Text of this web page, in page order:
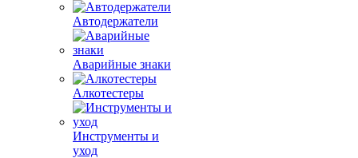
Автодержатели
Аварийные знаки
Алкотестеры
Инструменты и
уход